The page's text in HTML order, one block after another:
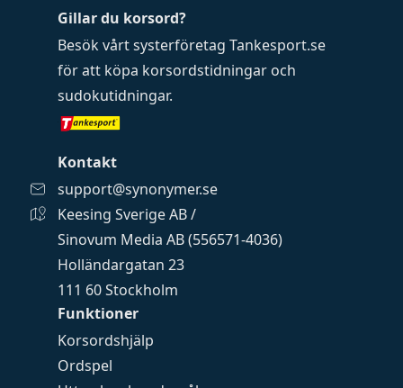
Funktioner
Korsordshjälp
Ordspel
Gillar du korsord?
Besök vårt systerföretag Tankesport.se
för att köpa korsordstidningar och
sudokutidningar.
Kontakt
support@synonymer.se
Keesing Sverige AB /
Sinovum Media AB (556571-4036)
Holländargatan 23
111 60 Stockholm